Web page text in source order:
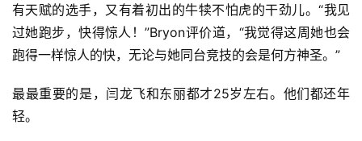
有天赋的选手，又有着初出的牛犊不怕虎的干劲儿。“我见
过她跑步，快得惊人！”Bryon评价道，“我觉得这周她也会
跑得一样惊人的快，无论与她同台竞技的会是何方神圣。”
最最重要的是，闫龙飞和东丽都才25岁左右。他们都还年
轻。